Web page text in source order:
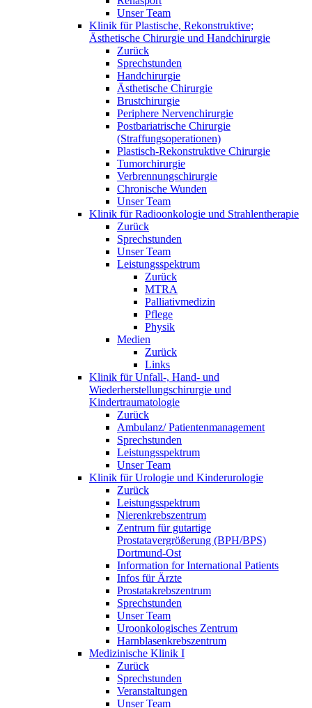
Unser Team
Klinik für Plastische, Rekonstruktive;
Ästhetische Chirurgie und Handchirurgie
Zurück
Sprechstunden
Handchirurgie
Ästhetische Chirurgie
Brustchirurgie
Periphere Nervenchirurgie
Postbariatrische Chirurgie
(Straffungsoperationen)
Plastisch-Rekonstruktive Chirurgie
Tumorchirurgie
Verbrennungschirurgie
Chronische Wunden
Unser Team
Klinik für Radioonkologie und Strahlentherapie
Zurück
Sprechstunden
Unser Team
Leistungsspektrum
Zurück
MTRA
Palliativmedizin
Pflege
Physik
Medien
Zurück
Links
Klinik für Unfall-, Hand- und
Wiederherstellungschirurgie und
Kindertraumatologie
Zurück
Ambulanz/ Patientenmanagement
Sprechstunden
Leistungsspektrum
Unser Team
Klinik für Urologie und Kinderurologie
Zurück
Leistungsspektrum
Nierenkrebszentrum
Zentrum für gutartige
Prostatavergrößerung (BPH/BPS)
Dortmund-Ost
Information for International Patients
Infos für Ärzte
Prostatakrebszentrum
Sprechstunden
Unser Team
Uroonkologisches Zentrum
Harnblasenkrebszentrum
Medizinische Klinik I
Zurück
Sprechstunden
Veranstaltungen
Unser Team